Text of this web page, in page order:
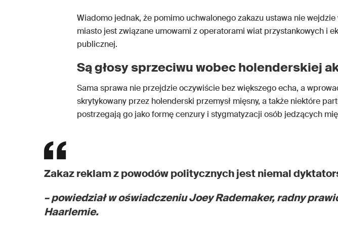
Wiadomo jednak, że pomimo uchwalonego zakazu ustawa nie
miasto jest związane umowami z operatorami wiat przystankowych i
publicznej.
Są głosy sprzeciwu wobec holenderskiej
Sama sprawa nie przejdzie oczywiście bez większego echa, a
skrytykowany przez holenderski przemysł mięsny, a także niektóre
postrzegają go jako formę cenzury i stygmatyzacji osób jedzących
Zakaz reklam z powodów politycznych jest niemal
– powiedział w oświadczeniu Joey Rademaker, radny
Haarlemie.